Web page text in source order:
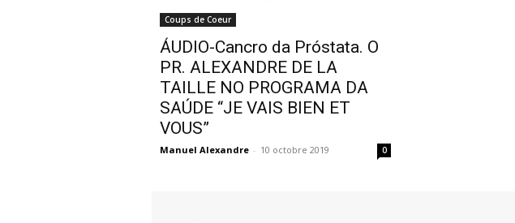
Coups de Coeur
ÁUDIO-Cancro da Próstata. O
PR. ALEXANDRE DE LA
TAILLE NO PROGRAMA DA
SAÚDE “JE VAIS BIEN ET
VOUS”
Manuel Alexandre - 10 octobre 2019 0